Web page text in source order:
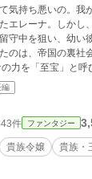
に、クロノが呼び出す道具は女神
”と崇められ、彼女
へ届いた時、彼女
の魔女”。 魔法が使えない転生
オタク知識と現代
が自分の居場所を
。
気持ち悪いの。我
エレーナ。しかし
守中を狙い、幼い
のは、帝国の裏社
力を「至宝」と
。 エレーナは、
の工作員へと成長
』、そして伝説の
ザベラは父を捨て
て社交界の頂点に
ばれた私からの
雅で残酷な復讐劇
編
件 ファンタジー
貴族令嬢 貴族・